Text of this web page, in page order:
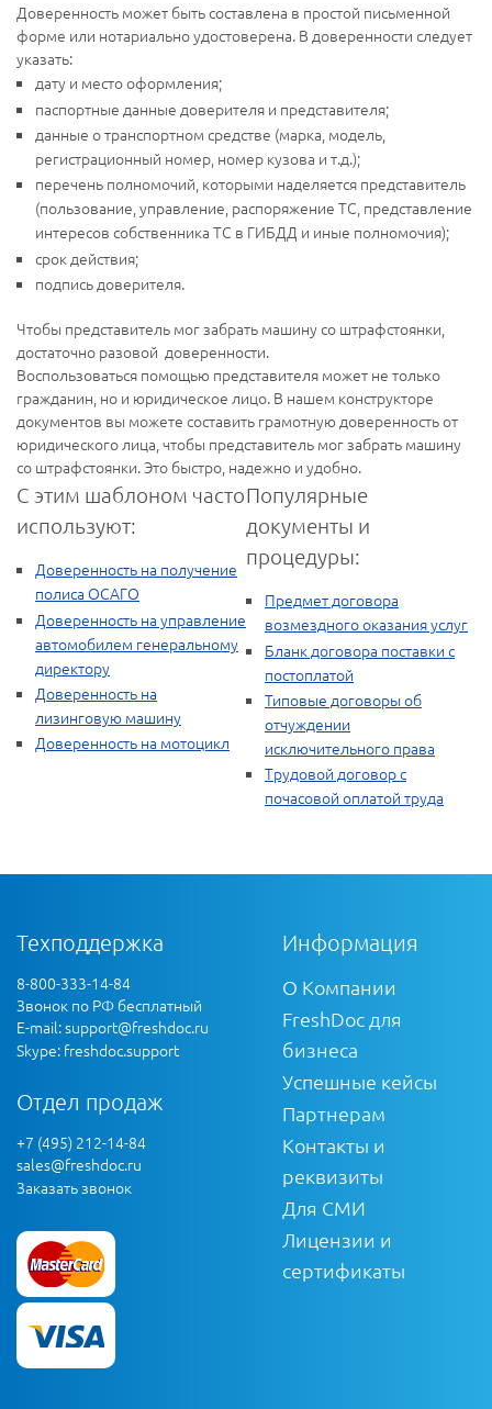
Доверенность может быть составлена в простой письменной
форме или нотариально удостоверена. В доверенности следует
указать:
дату и место оформления;
паспортные данные доверителя и представителя;
данные о транспортном средстве (марка, модель,
регистрационный номер, номер кузова и т.д.);
перечень полномочий, которыми наделяется представитель
(пользование, управление, распоряжение ТС, представление
интересов собственника ТС в ГИБДД и иные полномочия);
срок действия;
подпись доверителя.
Чтобы представитель мог забрать машину со штрафстоянки,
достаточно разовой доверенности.
Воспользоваться помощью представителя может не только
гражданин, но и юридическое лицо. В нашем конструкторе
документов вы можете составить грамотную доверенность от
юридического лица, чтобы представитель мог забрать машину
со штрафстоянки. Это быстро, надежно и удобно.
С этим шаблоном часто
используют:
Доверенность на получение
полиса ОСАГО
Доверенность на управление
автомобилем генеральному
директору
Доверенность на
лизинговую машину
Доверенность на мотоцикл
Популярные
документы и
процедуры:
Предмет договора
возмездного оказания услуг
Бланк договора поставки с
постоплатой
Типовые договоры об
отчуждении
исключительного права
Трудовой договор с
почасовой оплатой труда
Техподдержка
8-800-333-14-84
Звонок по РФ бесплатный
E-mail:support@freshdoc.ru
Skype: freshdoc.support
Отдел продаж
+7 (495) 212-14-84
sales@freshdoc.ru
Заказать звонок
Информация
О Компании
FreshDoc для
бизнеса
Успешные кейсы
Партнерам
Контакты и
реквизиты
Для СМИ
Лицензии и
сертификаты